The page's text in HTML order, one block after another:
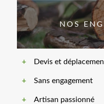
NOS
Devis et
Sans engagement
Artisan passionné